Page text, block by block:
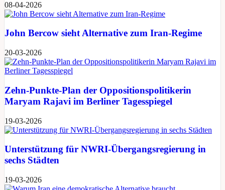
08-04-2026
John Bercow sieht Alternative zum Iran-Regime
20-03-2026
Zehn-Punkte-Plan der Oppositionspolitikerin
Maryam Rajavi im Berliner Tagesspiegel
19-03-2026
Unterstützung für NWRI-Übergangsregierung in
sechs Städten
19-03-2026